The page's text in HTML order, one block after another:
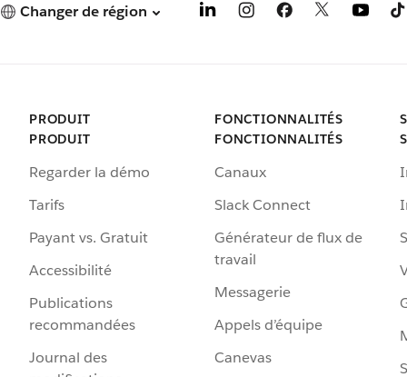
Changer de région
PRODUIT
PRODUIT
Regarder la démo
Tarifs
Payant vs. Gratuit
Accessibilité
Publications
recommandées
Journal des
FONCTIONNALITÉS
FONCTIONNALITÉS
Canaux
Slack Connect
Générateur de flux de
travail
Messagerie
Appels d’équipe
Canevas